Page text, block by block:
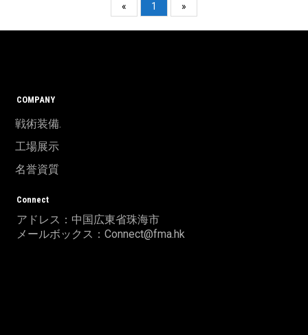
« 1 »
COMPANY
戦術装備.
工場展示
名誉資質
Connect
アドレス：中国広東省珠海市
メールボックス：Connect@fma.hk